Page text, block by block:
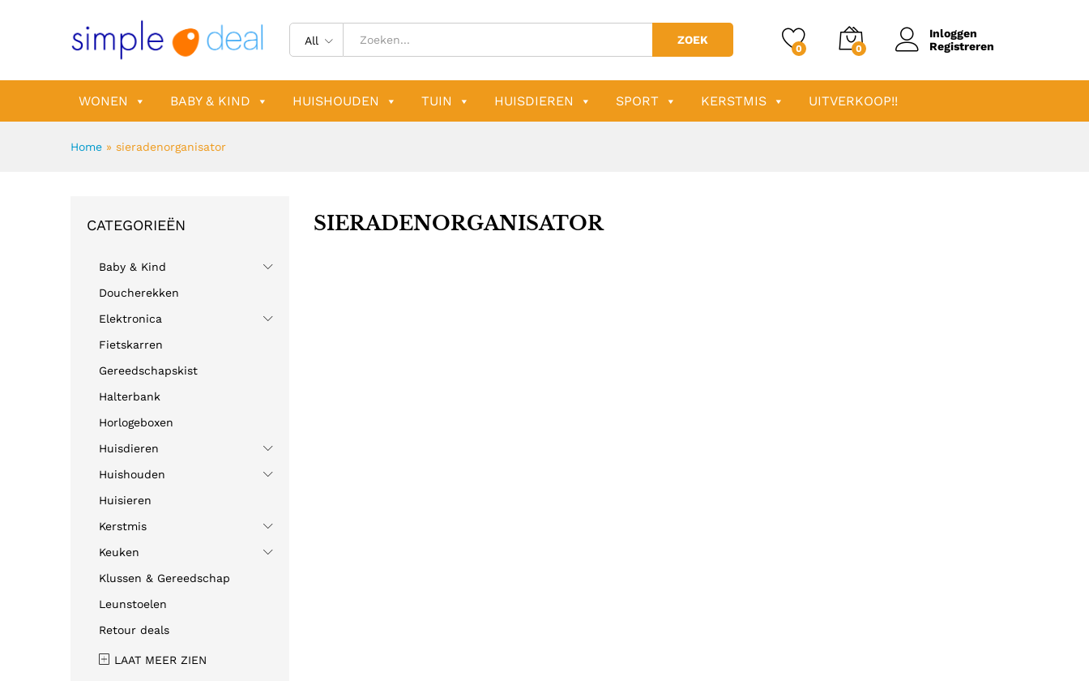
All ZOEK
0 0
Inloggen
Registreren
WONEN BABY & KIND HUISHOUDEN TUIN HUISDIEREN SPORT KERSTMIS UITVERKOOP!!
Home » sieradenorganisator
SIERADENORGANISATOR
CATEGORIEËN
Baby & Kind
Doucherekken
Elektronica
Fietskarren
Gereedschapskist
Halterbank
Horlogeboxen
Huisdieren
Huishouden
Huisieren
Kerstmis
Keuken
Klussen & Gereedschap
Leunstoelen
Retour deals
LAAT MEER ZIEN